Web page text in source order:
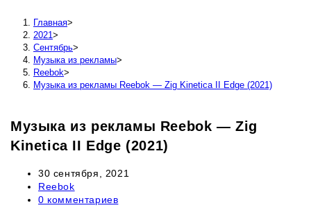
Главная>
2021 >
Сентябрь>
Музыка из рекламы>
Reebok>
Музыка из рекламы Reebok — Zig Kinetica II Edge (2021)
Музыка из рекламы Reebok — Zig
Kinetica II Edge (2021)
Запись
опубликована:
30 сентября, 2021
Рубрика
записи:
Reebok
Комментарии
0 комментариев